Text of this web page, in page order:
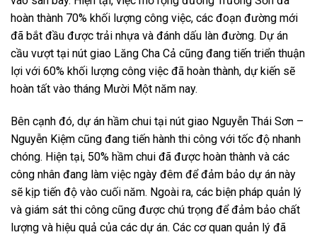
hoàn thành 70% khối lượng công việc, các đoạn đường mới
đã bắt đầu được trải nhựa và đánh dấu làn đường. Dự án
cầu vượt tại nút giao Lăng Cha Cả cũng đang tiến triển thuận
lợi với 60% khối lượng công việc đã hoàn thành, dự kiến sẽ
hoàn tất vào tháng Mười Một năm nay.
Bên cạnh đó, dự án hầm chui tại nút giao Nguyễn Thái Sơn –
Nguyễn Kiệm cũng đang tiến hành thi công với tốc độ nhanh
chóng. Hiện tại, 50% hầm chui đã được hoàn thành và các
công nhân đang làm việc ngày đêm để đảm bảo dự án này
sẽ kịp tiến độ vào cuối năm. Ngoài ra, các biện pháp quản lý
và giám sát thi công cũng được chú trọng để đảm bảo chất
lượng và hiệu quả của các dự án. Các cơ quan quản lý đã